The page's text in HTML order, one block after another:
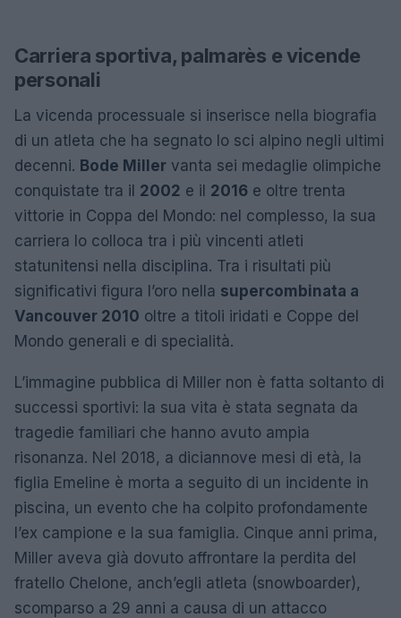
Carriera sportiva, palmarès e vicende
personali
La vicenda processuale si inserisce nella biografia
di un atleta che ha segnato lo sci alpino negli ultimi
decenni. Bode Miller vanta sei medaglie olimpiche
conquistate tra il 2002 e il 2016 e oltre trenta
vittorie in Coppa del Mondo: nel complesso, la sua
carriera lo colloca tra i più vincenti atleti
statunitensi nella disciplina. Tra i risultati più
significativi figura l’oro nella supercombinata a
Vancouver 2010 oltre a titoli iridati e Coppe del
Mondo generali e di specialità.
L’immagine pubblica di Miller non è fatta soltanto di
successi sportivi: la sua vita è stata segnata da
tragedie familiari che hanno avuto ampia
risonanza. Nel 2018, a diciannove mesi di età, la
figlia Emeline è morta a seguito di un incidente in
piscina, un evento che ha colpito profondamente
l’ex campione e la sua famiglia. Cinque anni prima,
Miller aveva già dovuto affrontare la perdita del
fratello Chelone, anch’egli atleta (snowboarder),
scomparso a 29 anni a causa di un attacco